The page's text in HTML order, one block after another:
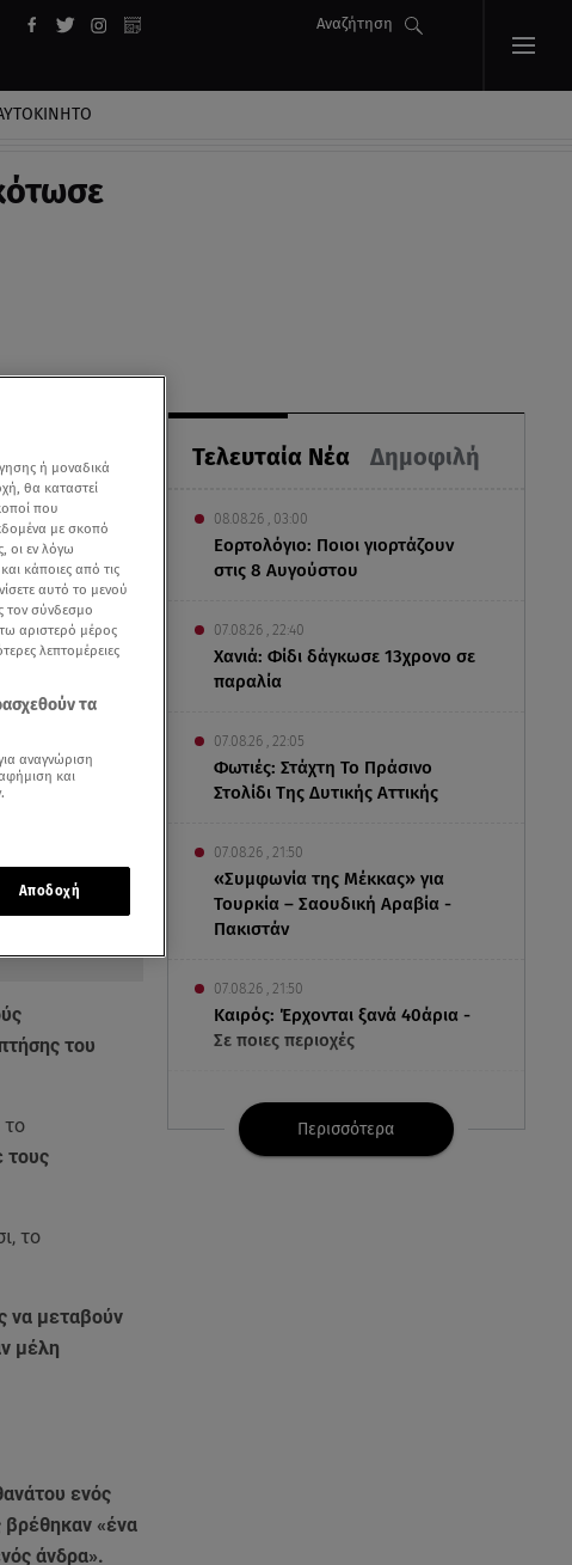
Αναζήτηση
Τελευταία Νέα Δημοφιλή
08.08.26 , 03:00
Εορτολόγιο: Ποιοι γιορτάζουν
στις 8 Αυγούστου
07.08.26 , 22:40
Χανιά: Φίδι δάγκωσε 13χρονο σε
παραλία
07.08.26 , 22:05
Φωτιές: Στάχτη Το Πράσινο
Στολίδι Της Δυτικής Αττικής
07.08.26 , 21:50
«Συμφωνία της Μέκκας» για
Τουρκία – Σαουδική Αραβία -
Πακιστάν
07.08.26 , 21:50
Καιρός: Έρχονται ξανά 40άρια -
Σε ποιες περιοχές
07.08.26 , 21:32
Κρήτη: Τουρίστας ρωτούσε
πόσο να πληρώσει για να
Περισσότερα
του
τους
το
να μεταβούν
μέλη
ενός
βρέθηκαν «ένα
άνδρα».
ή μοναδικά
θα καταστεί
που
με σκοπό
οι εν λόγω
κάποιες από τις
αυτό το μενού
τον σύνδεσμο
αριστερό μέρος
λεπτομέρειες
τα
αναγνώριση
και
Αποδοχή